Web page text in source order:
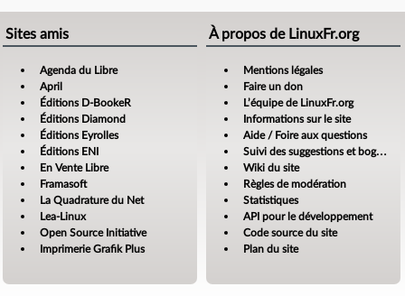
Sites amis
Agenda du Libre
April
Éditions D-BookeR
Éditions Diamond
Éditions Eyrolles
Éditions ENI
En Vente Libre
Framasoft
La Quadrature du Net
Lea-Linux
Open Source Initiative
Imprimerie Grafik Plus
À propos de LinuxFr.org
Mentions légales
Faire un don
L’équipe de LinuxFr.org
Informations sur le site
Aide / Foire aux questions
Suivi des suggestions et bogues
Wiki du site
Règles de modération
Statistiques
API pour le développement
Code source du site
Plan du site